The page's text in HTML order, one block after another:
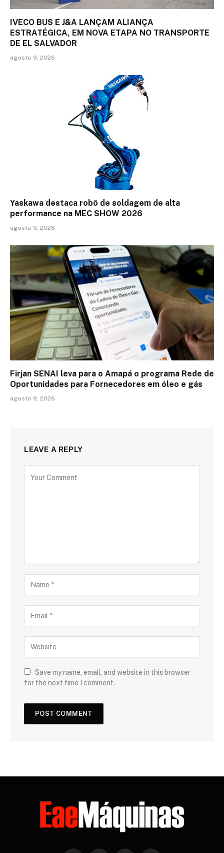
IVECO BUS E J&A LANÇAM ALIANÇA
ESTRATÉGICA, EM NOVA ETAPA NO TRANSPORTE
DE EL SALVADOR
agosto 9, 2026
Yaskawa destaca robô de soldagem de alta
performance na MEC SHOW 2026
agosto 9, 2026
Firjan SENAI leva para o Amapá o programa Rede de
Oportunidades para Fornecedores em óleo e gás
agosto 9, 2026
LEAVE A REPLY
Save my name, email, and website in this browser
for the next time I comment.